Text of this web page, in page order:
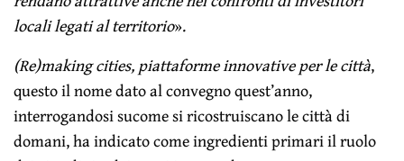
locali legati al territorio».
(Re)making cities, piattaforme innovative per le città,
questo il nome dato al convegno quest’anno,
interrogandosi sucome si ricostruiscano le città di
domani, ha indicato come ingredienti primari il ruolo